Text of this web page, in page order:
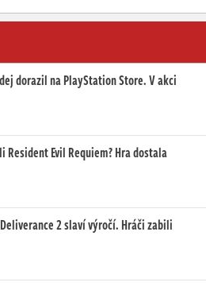
dorazil na PlayStation Store. V akci
Evil Requiem? Hra dostala
2 slaví výročí. Hráči zabili